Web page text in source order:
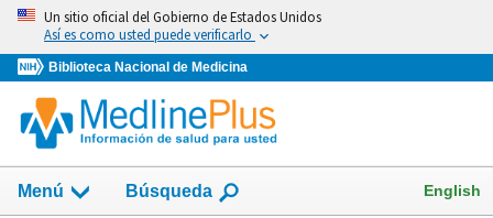
Omita
vaya
al
Contenido
Un sitio oficial del Gobierno de Estados Unidos
Así es como usted puede verificarlo
Biblioteca Nacional de Medicina
Menú
Mostrar
Búsqueda English